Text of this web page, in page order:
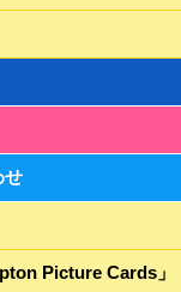
せ
Picture Cards」